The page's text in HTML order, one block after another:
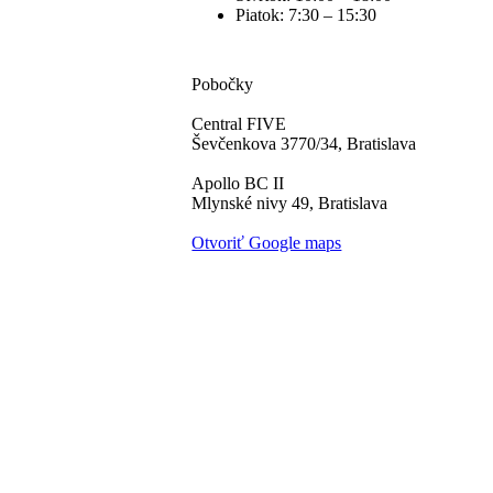
Piatok: 7:30 – 15:30
Pobočky
Central FIVE
Ševčenkova 3770/34, Bratislava
Apollo BC II
Mlynské nivy 49, Bratislava
Otvoriť Google maps